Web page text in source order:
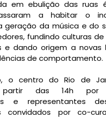
em ebulição das ruas
a habitar o
geração da música e do
fundindo culturas
e dando origem a novas
de comportamento.
o centro do Rio de
das 14h por
e representantes
convidados por co-